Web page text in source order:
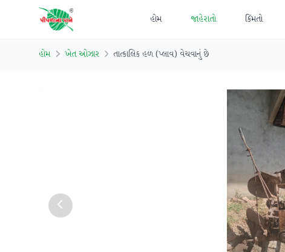
હોમ જાહેરાતો કિંમતો
હોમ ખેત ઓઝાર તાત્કાલિક હળ (પ્લાવ) વેચવાનું છે